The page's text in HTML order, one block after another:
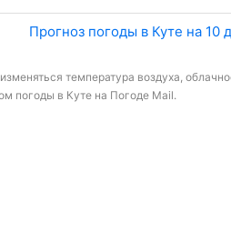
Прогноз погоды в Куте на 10
температура воздуха,
погоды в Куте на Погоде Mail.